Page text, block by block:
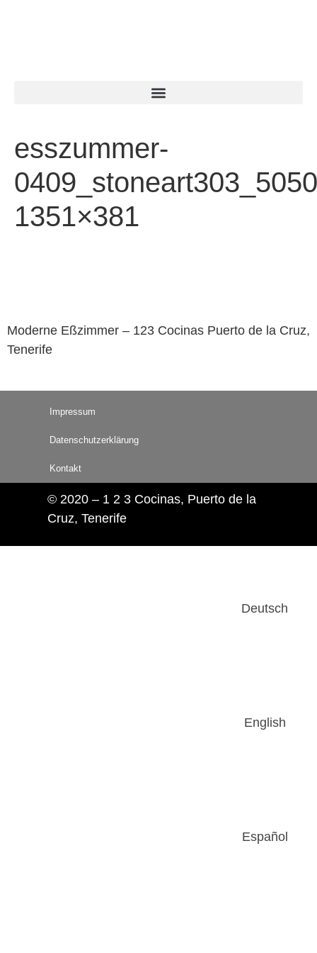
esszummer-
1351×381
Moderne Eßzimmer – 123 Cocinas Puerto de la Cruz,
Tenerife
Impressum
Datenschutzerklärung
Kontakt
© 2020 – 1 2 3 Cocinas, Puerto de la
Cruz, Tenerife
Deutsch
English
Español